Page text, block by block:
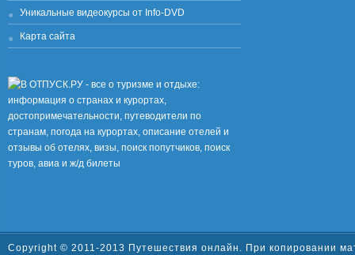
Уникальные видеокурсы от Info-DVD
Карта сайта
Copyright © 2011-2013 Путешествия онлайн . При копировании